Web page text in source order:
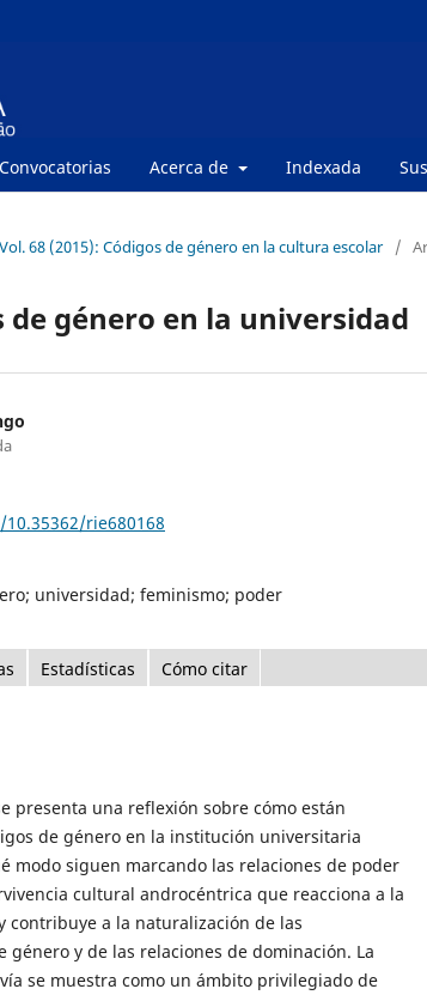
Convocatorias Acerca de Indexada
Vol. 68 (2015): Códigos de género en la cultura escolar /
de género en la universidad
rie680168
universidad; feminismo; poder
Estadísticas Cómo citar
presenta una reflexión sobre cómo están
de género en la institución universitaria
modo siguen marcando las relaciones de poder
cultural androcéntrica que reacciona a la
contribuye a la naturalización de las
género y de las relaciones de dominación. La
se muestra como un ámbito privilegiado de